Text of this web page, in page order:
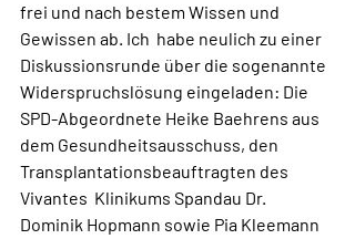
frei und nach bestem Wissen und
Gewissen ab. Ich  habe neulich zu einer
Diskussionsrunde über die sogenannte
Widerspruchslösung eingeladen: Die
SPD-Abgeordnete Heike Baehrens aus
dem Gesundheitsausschuss, den
Transplantationsbeauftragten des
Vivantes  Klinikums Spandau Dr.
Dominik Hopmann sowie Pia Kleemann